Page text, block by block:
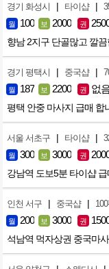
경기 화성시 | 타이샵 |
월 100 보 2000 권
향남 2지구 단골많고 깔
경기 평택시 | 중국샵 |
월 187 보 2200 권 없
평택 안중 마사지 급매 합
서울 서초구 | 타이샵 |
월 300 보 3000 권
강남역 도보5분 타이샵 급
인천 서구 | 중국샵 |
월 200 보 3000 권
석남역 먹자상권 중국마